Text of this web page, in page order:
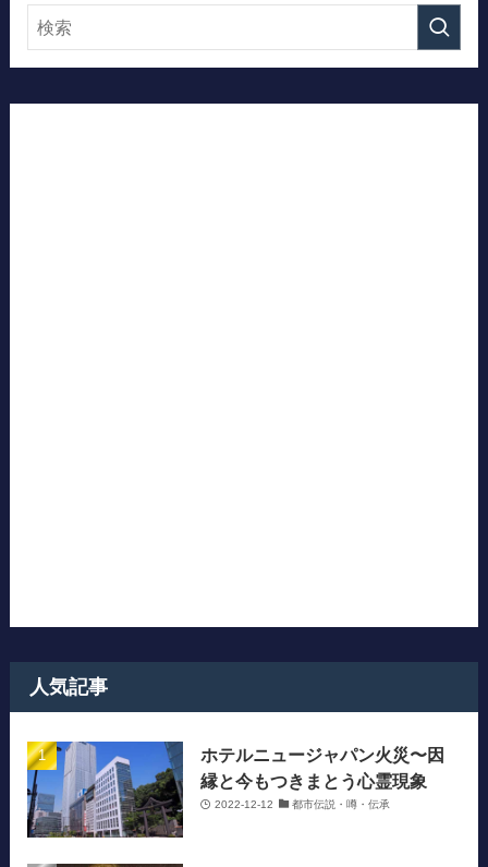
人気記事
ホテルニュージャパン火災〜因
縁と今もつきまとう心霊現象
2022-12-12 都市伝説・噂・伝承